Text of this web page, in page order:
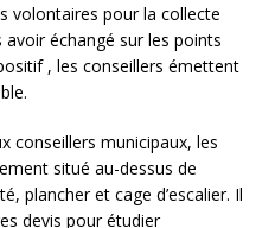
volontaires pour la collecte
échangé sur les points
, les conseillers émettent
conseillers municipaux, les
situé au-dessus de
plancher et cage d’escalier. Il
devis pour étudier